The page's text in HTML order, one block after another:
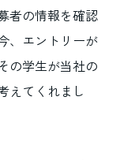
者の情報を確認
、エントリーが
の学生が当社の
えてくれまし